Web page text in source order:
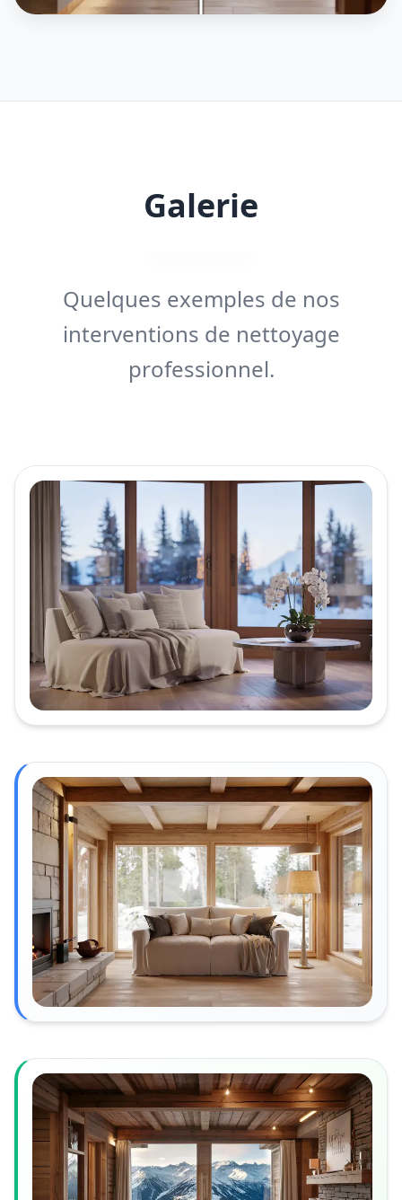
Galerie
Quelques exemples de nos
interventions de nettoyage
professionnel.